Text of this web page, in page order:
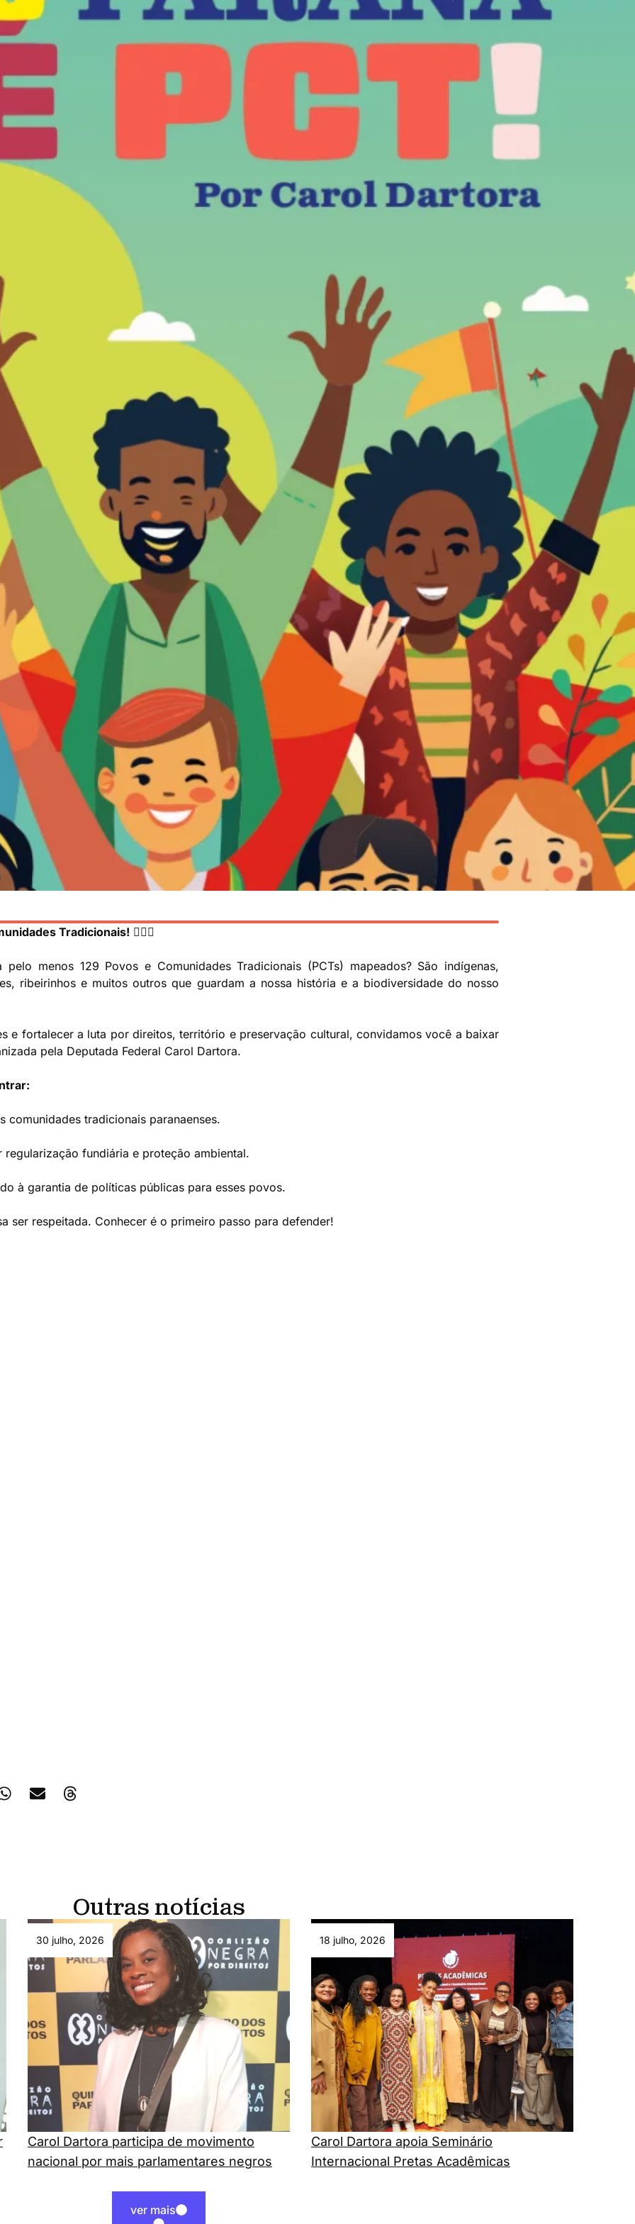
Tradicionais! ✊🏾🌿
menos 129 Povos e Comunidades Tradicionais (PCTs) mapeados? São indígenas,
ribeirinhos e muitos outros que guardam a nossa história e a biodiversidade do nosso
e fortalecer a luta por direitos, território e preservação cultural, convidamos você a baixar
pela Deputada Federal Carol Dartora.
comunidades tradicionais paranaenses.
fundiária e proteção ambiental.
à garantia de políticas públicas para esses povos.
ser respeitada. Conhecer é o primeiro passo para defender!
Outras notícias
30 julho, 2026
Carol Dartora participa de movimento
nacional por mais parlamentares negros
18 julho, 2026
Carol Dartora apoia Seminário
Internacional Pretas Acadêmicas
ver mais